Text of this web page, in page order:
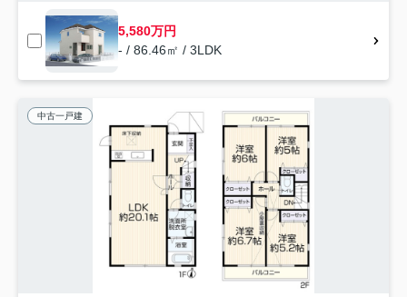
5,580万円
- / 86.46㎡ / 3LDK
中古一戸建